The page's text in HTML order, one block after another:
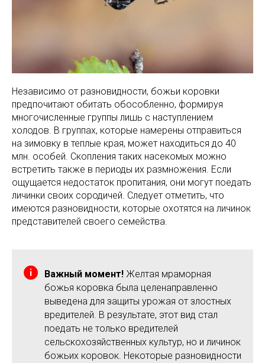
Независимо от разновидности, божьи коровки
предпочитают обитать обособленно, формируя
многочисленные группы лишь с наступлением
холодов. В группах, которые намерены отправиться
на зимовку в теплые края, может находиться до 40
млн. особей. Скопления таких насекомых можно
встретить также в периоды их размножения. Если
ощущается недостаток пропитания, они могут поедать
личинки своих сородичей. Следует отметить, что
имеются разновидности, которые охотятся на личинок
представителей своего семейства.
Важный момент! Желтая мраморная
божья коровка была целенаправленно
выведена для защиты урожая от злостных
вредителей. В результате, этот вид стал
поедать не только вредителей
сельскохозяйственных культур, но и личинок
божьих коровок. Некоторые разновидности